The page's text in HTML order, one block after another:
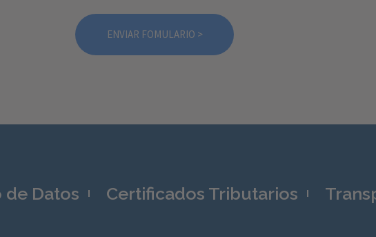
Datos Certificados Tributarios